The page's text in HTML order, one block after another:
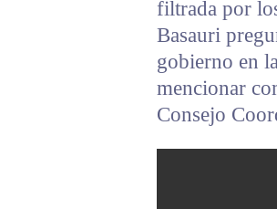
filtrada por
Basauri
gobierno en
mencionar
Consejo